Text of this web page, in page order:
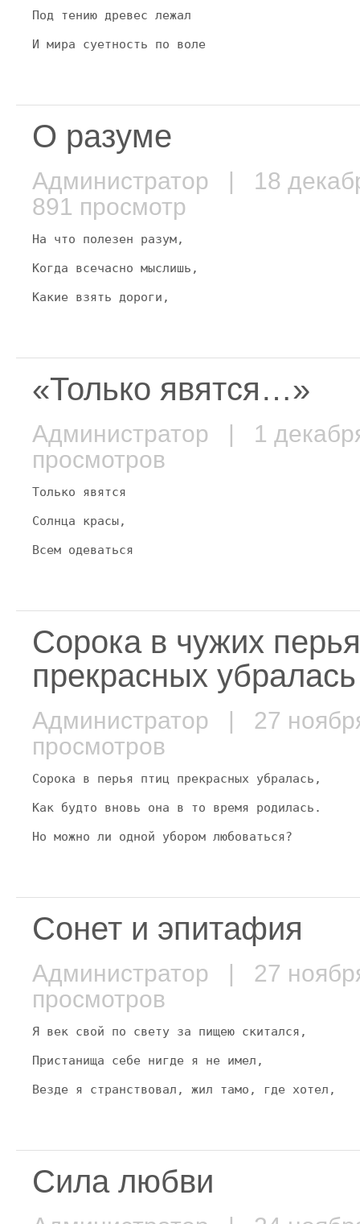
Под тению древес лежал
И мира суетность по воле
О разуме
Администратор | 18
891 просмотр
На что полезен разум,
Когда всечасно мыслишь,
Какие взять дороги,
«Только явятся…»
Администратор | 1
просмотров
Только явятся
Солнца красы,
Всем одеваться
Сорока в чужих
прекрасных
Администратор | 27
просмотров
Сорока в перья птиц прекрасных убралась,
Как будто вновь она в то время родилась.
Но можно ли одной убором любоваться?
Сонет и эпитафия
Администратор | 27
просмотров
Я век свой по свету за пищею скитался,
Пристанища себе нигде я не имел,
Везде я странствовал, жил тамо, где хотел,
Сила любви